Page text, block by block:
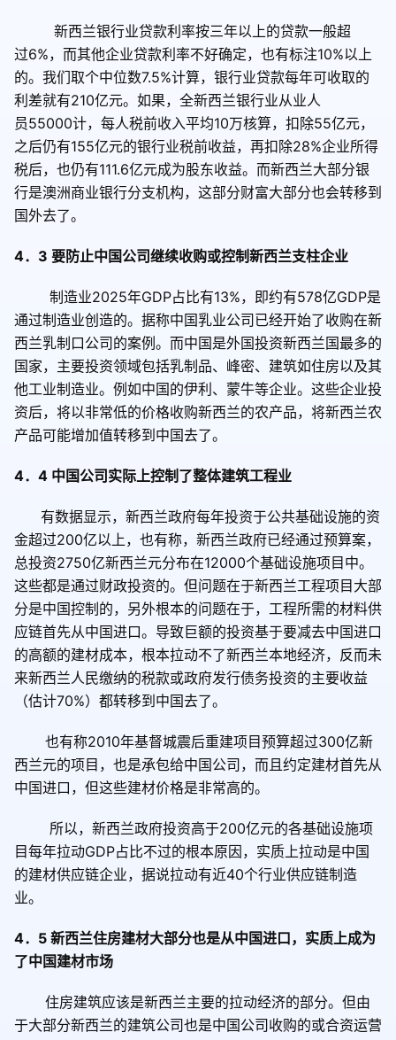
新西兰银行业贷款利率按三年以上的贷款一般超
过6%，而其他企业贷款利率不好确定，也有标注10%以上
的。我们取个中位数7.5%计算，银行业贷款每年可收取的
利差就有210亿元。如果，全新西兰银行业从业人
员55000计，每人税前收入平均10万核算，扣除55亿元，
之后仍有155亿元的银行业税前收益，再扣除28%企业所得
税后，也仍有111.6亿元成为股东收益。而新西兰大部分银
行是澳洲商业银行分支机构，这部分财富大部分也会转移到
国外去了。
4． 3 要防止中国公司继续收购或控制新西兰支柱企业
制造业2025年GDP占比有13%，即约有578亿GDP是
通过制造业创造的。据称中国乳业公司已经开始了收购在新
西兰乳制口公司的案例。而中国是外国投资新西兰国最多的
国家，主要投资领域包括乳制品、峰密、建筑如住房以及其
他工业制造业。例如中国的伊利、蒙牛等企业。这些企业投
资后，将以非常低的价格收购新西兰的农产品，将新西兰农
产品可能增加值转移到中国去了。
4． 4 中国公司实际上控制了整体建筑工程业
有数据显示，新西兰政府每年投资于公共基础设施的资
金超过200亿以上，也有称，新西兰政府已经通过预算案，
总投资2750亿新西兰元分布在12000个基础设施项目中。
这些都是通过财政投资的。但问题在于新西兰工程项目大部
分是中国控制的，另外根本的问题在于，工程所需的材料供
应链首先从中国进口。导致巨额的投资基于要减去中国进口
的高额的建材成本，根本拉动不了新西兰本地经济，反而未
来新西兰人民缴纳的税款或政府发行债务投资的主要收益
（估计70%）都转移到中国去了。
也有称2010年基督城震后重建项目预算超过300亿新
西兰元的项目，也是承包给中国公司，而且约定建材首先从
中国进口，但这些建材价格是非常高的。
所以，新西兰政府投资高于200亿元的各基础设施项
目每年拉动GDP占比不过的根本原因，实质上拉动是中国
的建材供应链企业，据说拉动有近40个行业供应链制造
业。
4． 5 新西兰住房建材大部分也是从中国进口，实质上成为
了中国建材市场
住房建筑应该是新西兰主要的拉动经济的部分。但由
于大部分新西兰的建筑公司也是中国公司收购的或合资运营